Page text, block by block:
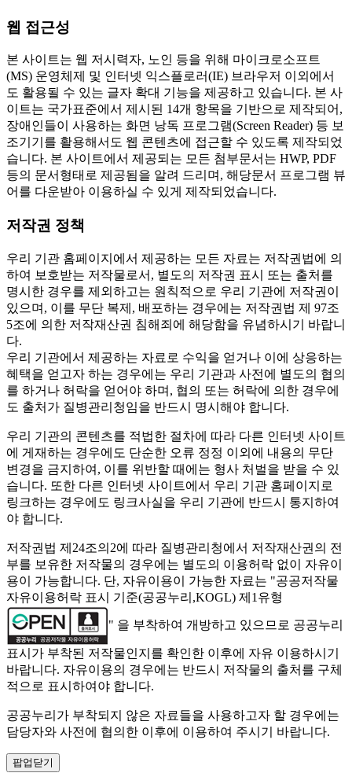
웹 접근성
본 사이트는 웹 저시력자, 노인 등을 위해 마이크로소프트
(MS) 운영체제 및 인터넷 익스플로러(IE) 브라우저 이외에서
도 활용될 수 있는 글자 확대 기능을 제공하고 있습니다. 본 사
이트는 국가표준에서 제시된 14개 항목을 기반으로 제작되어,
장애인들이 사용하는 화면 낭독 프로그램(Screen Reader) 등 보
조기기를 활용해서도 웹 콘텐츠에 접근할 수 있도록 제작되었
습니다. 본 사이트에서 제공되는 모든 첨부문서는 HWP, PDF
등의 문서형태로 제공됨을 알려 드리며, 해당문서 프로그램 뷰
어를 다운받아 이용하실 수 있게 제작되었습니다.
저작권 정책
우리 기관 홈페이지에서 제공하는 모든 자료는 저작권법에 의
하여 보호받는 저작물로서, 별도의 저작권 표시 또는 출처를
명시한 경우를 제외하고는 원칙적으로 우리 기관에 저작권이
있으며, 이를 무단 복제, 배포하는 경우에는 저작권법 제 97조
5조에 의한 저작재산권 침해죄에 해당함을 유념하시기 바랍니
다.
우리 기관에서 제공하는 자료로 수익을 얻거나 이에 상응하는
혜택을 얻고자 하는 경우에는 우리 기관과 사전에 별도의 협의
를 하거나 허락을 얻어야 하며, 협의 또는 허락에 의한 경우에
도 출처가 질병관리청임을 반드시 명시해야 합니다.
우리 기관의 콘텐츠를 적법한 절차에 따라 다른 인터넷 사이트
에 게재하는 경우에도 단순한 오류 정정 이외에 내용의 무단
변경을 금지하여, 이를 위반할 때에는 형사 처벌을 받을 수 있
습니다. 또한 다른 인터넷 사이트에서 우리 기관 홈페이지로
링크하는 경우에도 링크사실을 우리 기관에 반드시 통지하여
야 합니다.
저작권법 제24조의2에 따라 질병관리청에서 저작재산권의 전
부를 보유한 저작물의 경우에는 별도의 이용허락 없이 자유이
용이 가능합니다. 단, 자유이용이 가능한 자료는 "공공저작물
자유이용허락 표시 기준(공공누리,KOGL) 제1유형
" 을 부착하여 개방하고 있으므로 공공누리
표시가 부착된 저작물인지를 확인한 이후에 자유 이용하시기
바랍니다. 자유이용의 경우에는 반드시 저작물의 출처를 구체
적으로 표시하여야 합니다.
공공누리가 부착되지 않은 자료들을 사용하고자 할 경우에는
담당자와 사전에 협의한 이후에 이용하여 주시기 바랍니다.
팝업닫기